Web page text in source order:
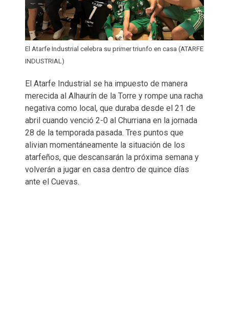
El Atarfe Industrial celebra su primer triunfo en casa (ATARFE
INDUSTRIAL)
El Atarfe Industrial se ha impuesto de manera
merecida al Alhaurín de la Torre y rompe una racha
negativa como local, que duraba desde el 21 de
abril cuando venció 2-0 al Churriana en la jornada
28 de la temporada pasada. Tres puntos que
alivian momentáneamente la situación de los
atarfeños, que descansarán la próxima semana y
volverán a jugar en casa dentro de quince días
ante el Cuevas.